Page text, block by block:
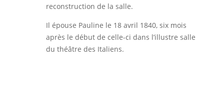
reconstruction de la salle.
Il épouse Pauline le 18 avril 1840, six mois
après le début de celle-ci dans l’illustre salle
du théâtre des Italiens.